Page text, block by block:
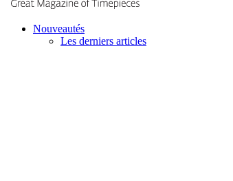
Nouveautés
Les derniers articles